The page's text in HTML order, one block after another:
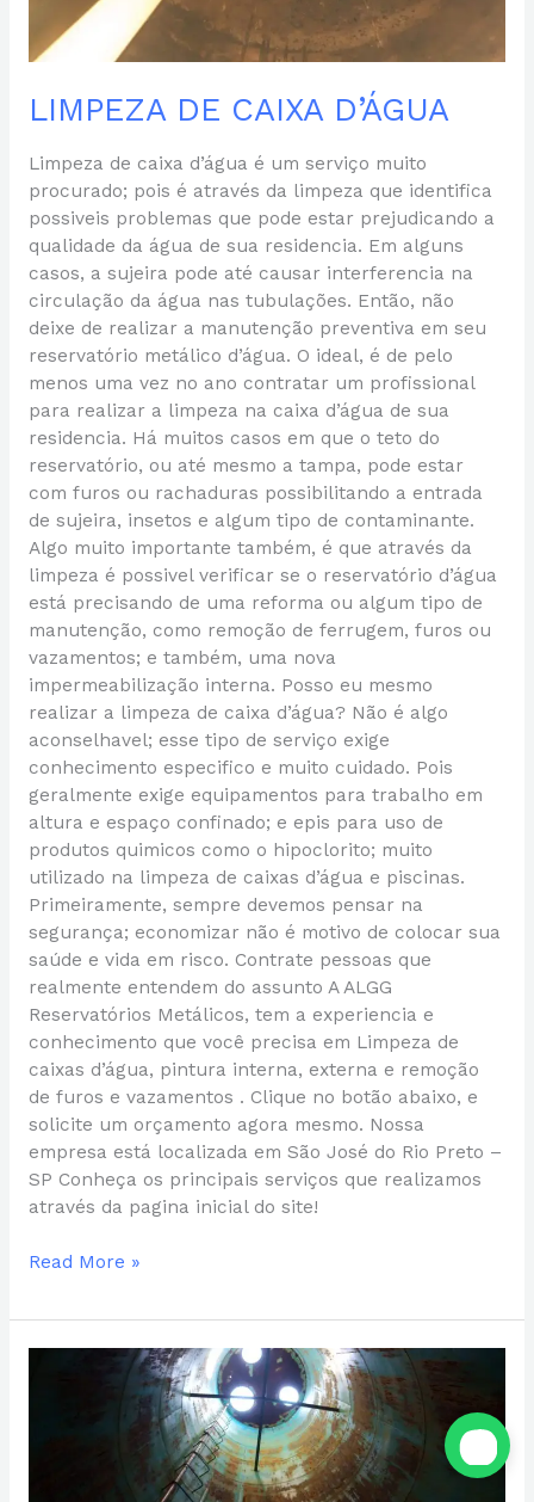
LIMPEZA DE CAIXA D’ÁGUA
Limpeza de caixa d’água é um serviço muito
procurado; pois é através da limpeza que identifica
possiveis problemas que pode estar prejudicando a
qualidade da água de sua residencia. Em alguns
casos, a sujeira pode até causar interferencia na
circulação da água nas tubulações. Então, não
deixe de realizar a manutenção preventiva em seu
reservatório metálico d’água. O ideal, é de pelo
menos uma vez no ano contratar um profissional
para realizar a limpeza na caixa d’água de sua
residencia. Há muitos casos em que o teto do
reservatório, ou até mesmo a tampa, pode estar
com furos ou rachaduras possibilitando a entrada
de sujeira, insetos e algum tipo de contaminante.
Algo muito importante também, é que através da
limpeza é possivel verificar se o reservatório d’água
está precisando de uma reforma ou algum tipo de
manutenção, como remoção de ferrugem, furos ou
vazamentos; e também, uma nova
impermeabilização interna. Posso eu mesmo
realizar a limpeza de caixa d’água? Não é algo
aconselhavel; esse tipo de serviço exige
conhecimento especifico e muito cuidado. Pois
geralmente exige equipamentos para trabalho em
altura e espaço confinado; e epis para uso de
produtos quimicos como o hipoclorito; muito
utilizado na limpeza de caixas d’água e piscinas.
Primeiramente, sempre devemos pensar na
segurança; economizar não é motivo de colocar sua
saúde e vida em risco. Contrate pessoas que
realmente entendem do assunto A ALGG
Reservatórios Metálicos, tem a experiencia e
conhecimento que você precisa em Limpeza de
caixas d’água, pintura interna, externa e remoção
de furos e vazamentos . Clique no botão abaixo, e
solicite um orçamento agora mesmo. Nossa
empresa está localizada em São José do Rio Preto –
SP Conheça os principais serviços que realizamos
através da pagina inicial do site!
Read More »